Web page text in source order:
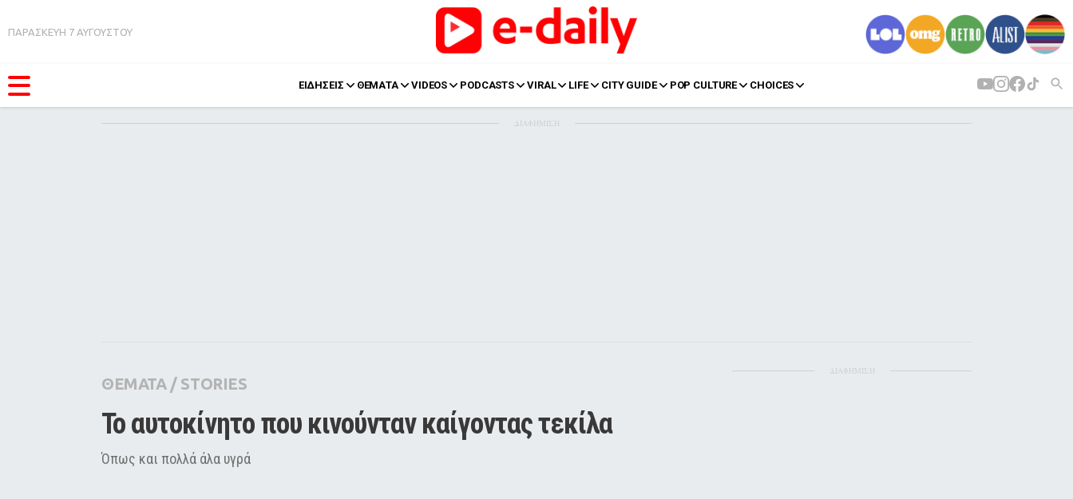
ΠΑΡΑΣΚΕΥΗ 7 ΑΥΓΟΥΣΤΟΥ
ΕΙΔΗΣΕΙΣ ΘΕΜΑΤΑ VIDEOS PODCASTS VIRAL LIFE CITY GUIDE POP CULTURE CHOICES
Pop Culture
Agenda
ΔΙΑΦΗΜΙΣΗ
ΘΕΜΑΤΑ/ STORIES
Το αυτοκίνητο που κινούνταν καίγοντας τεκίλα
Όπως και πολλά άλα υγρά
ΔΙΑΦΗΜΙΣΗ